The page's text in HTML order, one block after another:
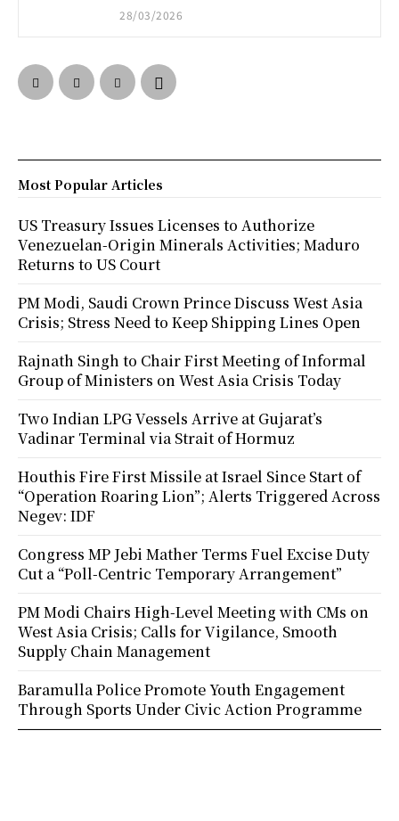
28/03/2026
Most Popular Articles
US Treasury Issues Licenses to Authorize
Venezuelan-Origin Minerals Activities; Maduro
Returns to US Court
PM Modi, Saudi Crown Prince Discuss West Asia
Crisis; Stress Need to Keep Shipping Lines Open
Rajnath Singh to Chair First Meeting of Informal
Group of Ministers on West Asia Crisis Today
Two Indian LPG Vessels Arrive at Gujarat’s
Vadinar Terminal via Strait of Hormuz
Houthis Fire First Missile at Israel Since Start of
“Operation Roaring Lion”; Alerts Triggered Across
Negev: IDF
Congress MP Jebi Mather Terms Fuel Excise Duty
Cut a “Poll-Centric Temporary Arrangement”
PM Modi Chairs High-Level Meeting with CMs on
West Asia Crisis; Calls for Vigilance, Smooth
Supply Chain Management
Baramulla Police Promote Youth Engagement
Through Sports Under Civic Action Programme